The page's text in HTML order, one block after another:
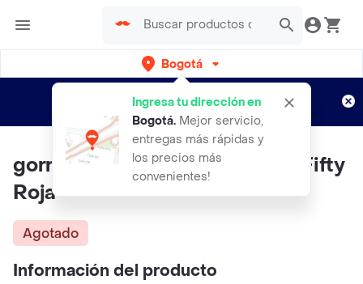
Bogotá
Ingresa tu dirección en
Bogotá. Mejor servicio,
entregas más rápidas y
los precios más
convenientes!
envíos gratis por semanas
Aplican TyC
gorra New Era Chicago Bulls9 Fifty
Roja
Agotado
Información del producto